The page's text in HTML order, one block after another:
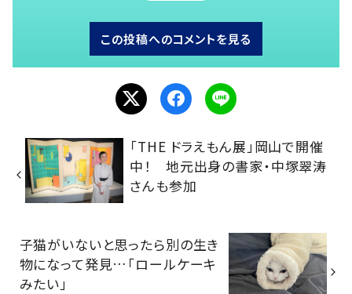
この投稿へのコメントを見る
「THE ドラえもん展」岡山で開催
中！ 地元出身の書家・中塚翠涛
さんも参加
子猫がいないと思ったら別の生き
物になって発見…「ロールケーキ
みたい」